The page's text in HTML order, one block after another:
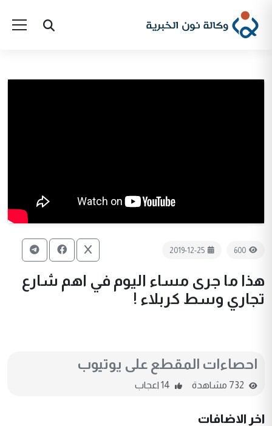
600
2019-12-25
هذا ما جرى مساء اليوم في اهم شارع
تجاري وسط كربلاء !
احصاءات المقطع على يوتيوب
اخر الاضافات